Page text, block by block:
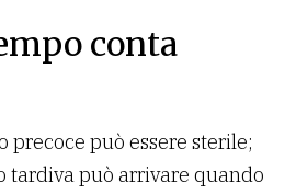
conta
precoce può essere sterile;
tardiva può arrivare quando